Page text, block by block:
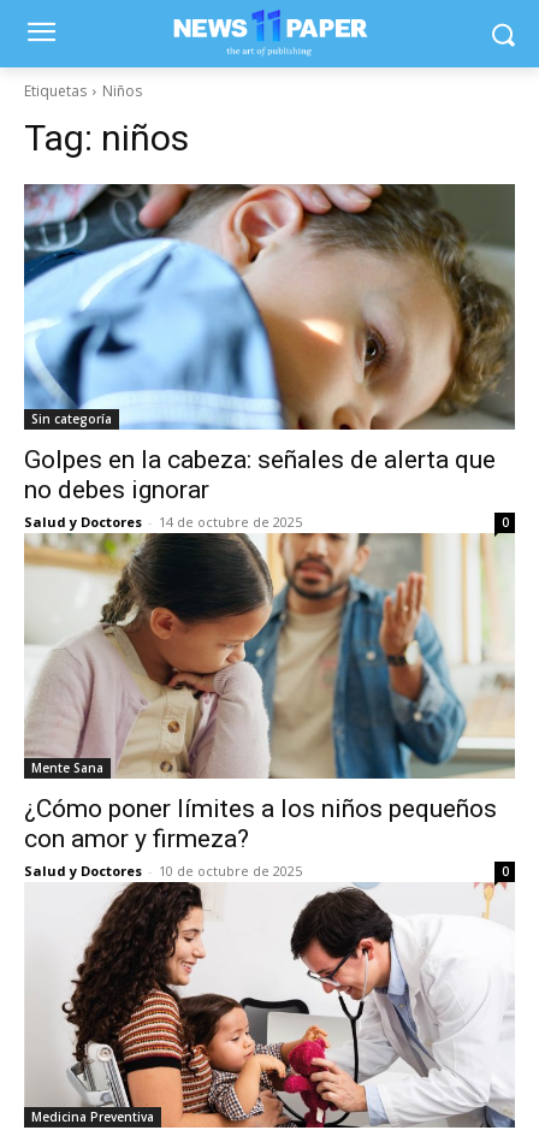
Etiquetas Niños
Tag: niños
Sin categoría
Golpes en la cabeza: señales de alerta que
no debes ignorar
Salud y Doctores - 14 de octubre de 2025 0
Mente Sana
¿Cómo poner límites a los niños pequeños
con amor y firmeza?
Salud y Doctores - 10 de octubre de 2025 0
Medicina Preventiva